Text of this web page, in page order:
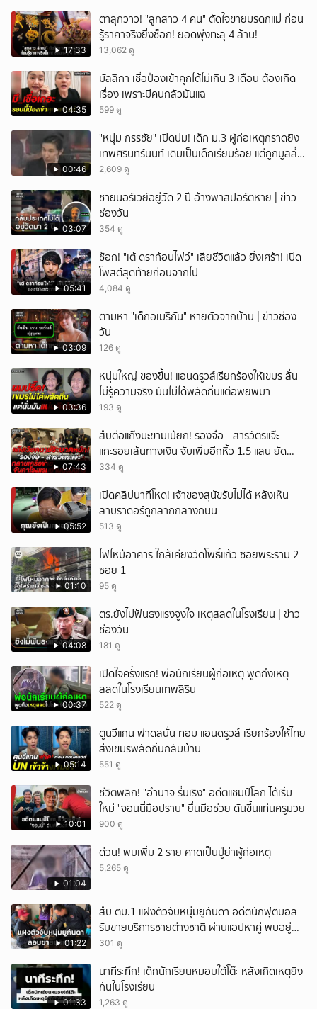
17:33
ตาลุกวาว! "ลูกสาว 4 คน" ตัดใจขายมรดกแม่ ก่อน
รู้ราคาจริงยิ่งช็อก! ยอดพุ่งทะลุ 4 ล้าน!
13,062 ดู
04:35
มัลลิกา เชื่อป๋องเข้าคุกได้ไม่เกิน 3 เดือน ต้องเกิด
เรื่อง เพราะมีคนกลัวมันแฉ
599 ดู
00:46
"หนุ่ม กรรชัย" เปิดปม! เด็ก ม.3 ผู้ก่อเหตุกราดยิง
เทพศิรินทร์นนท์ เดิมเป็นเด็กเรียบร้อย แต่ถูกบูลลี่
หนัก คาดแรงกดดันสะสมกลายเป็นแรงแค้น จนก่อ
2,609 ดู
03:07
ชายนอร์เวย์อยู่วัด 2 ปี อ้างพาสปอร์ตหาย | ข่าว
ช่องวัน
354 ดู
05:41
ช็อก! "เต้ ดราก้อนไฟว์" เสียชีวิตแล้ว ยิ่งเศร้า! เปิด
โพสต์สุดท้ายก่อนจากไป
4,084 ดู
03:09
ตามหา "เด็กอเมริกัน" หายตัวจากบ้าน | ข่าวช่อง
วัน
126 ดู
03:36
หนุ่มใหญ่ ของขึ้น! แอนดรูวส์เรียกร้องให้เขมร ลั่น
ไม่รู้ความจริง มันไม่ได้พลัดถิ่นแต่อพยพมา
193 ดู
07:43
สืบต่อแก๊งมะขามเปียก! รองจ๋อ - สารวัตรแจ๊ะ
แกะรอยเส้นทางเงิน จับเพิ่มอีกหิ้ว 1.5 แสน ยัด
สินบน
334 ดู
05:52
เปิดคลิปนาทีโหด! เจ้าของสุนัขรับไม่ได้ หลังเห็น
ลาบราดอร์ถูกลากกลางถนน
513 ดู
01:10
ไฟไหม้อาคาร ใกล้เคียงวัดโพธิ์แก้ว ซอยพระราม 2
ซอย 1
95 ดู
04:08
ตร.ยังไม่ฟันธงแรงจูงใจ เหตุสลดในโรงเรียน | ข่าว
ช่องวัน
181 ดู
00:37
เปิดใจครั้งแรก! พ่อนักเรียนผู้ก่อเหตุ พูดถึงเหตุ
สลดในโรงเรียนเทพสิริน
522 ดู
05:14
ตูนวีแกน ฟาดสนั่น ทอม แอนดรูวส์ เรียกร้องให้ไทย
ส่งเขมรพลัดถิ่นกลับบ้าน
551 ดู
10:01
ชีวิตพลิก! "อำนาจ รื่นเริง" อดีตแชมป์โลก ได้เริ่ม
ใหม่ "จอนนี่มือปราบ" ยื่นมือช่วย ดันขึ้นแท่นครูมวย
900 ดู
01:04
ด่วน! พบเพิ่ม 2 ราย คาดเป็นปู่ย่าผู้ก่อเหตุ
5,265 ดู
01:22
สืบ ตม.1 แฝงตัวจับหนุ่มยูกันดา อดีตนักฟุตบอล
รับขายบริการชายต่างชาติ ผ่านแอปหาคู่ พบอยู่
เกินกำหนดอนุญาต
301 ดู
01:33
นาทีระทึก! เด็กนักเรียนหมอบใต้โต๊ะ หลังเกิดเหตุยิง
กันในโรงเรียน
1,263 ดู